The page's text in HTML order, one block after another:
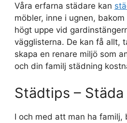
Våra erfarna städare kan
möbler, inne i ugnen,
högt uppe vid
vägglisterna. De kan få allt,
skapa en renare miljö som
och din familj städning
Städtips – Städa
I och med att man ha familj,